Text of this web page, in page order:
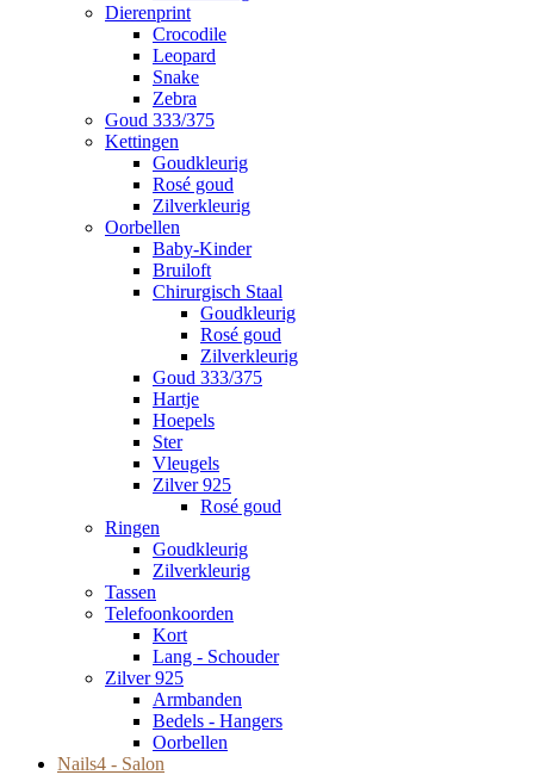
Dierenprint
Crocodile
Leopard
Snake
Zebra
Goud 333/375
Kettingen
Goudkleurig
Rosé goud
Zilverkleurig
Oorbellen
Baby-Kinder
Bruiloft
Chirurgisch Staal
Goudkleurig
Rosé goud
Zilverkleurig
Goud 333/375
Hartje
Hoepels
Ster
Vleugels
Zilver 925
Rosé goud
Ringen
Goudkleurig
Zilverkleurig
Tassen
Telefoonkoorden
Kort
Lang - Schouder
Zilver 925
Armbanden
Bedels - Hangers
Oorbellen
Nails4 - Salon